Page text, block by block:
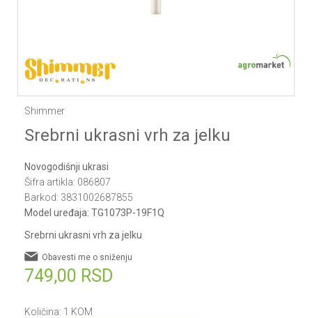
Shimmer
Srebrni ukrasni vrh za jelku
Novogodišnji ukrasi
Šifra artikla: 086807
Barkod: 3831002687855
Model uređaja: TG1073P-19F1Q
Srebrni ukrasni vrh za jelku
749,00 RSD
Obavesti me o sniženju
Količina: 1 KOM